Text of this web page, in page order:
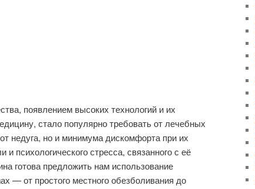
появлением высоких технологий и их
стало популярно требовать от лечебных
недуга, но и минимума дискомфорта при их
психологического стресса, связанного с её
готова предложить нам использование
— от простого местного обезболивания до